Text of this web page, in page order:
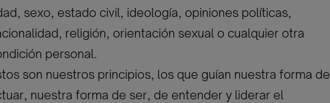
sexo, estado civil, ideología, opiniones políticas,
religión, orientación sexual o cualquier otra
personal.
son nuestros principios, los que guían nuestra forma de
nuestra forma de ser, de entender y liderar el